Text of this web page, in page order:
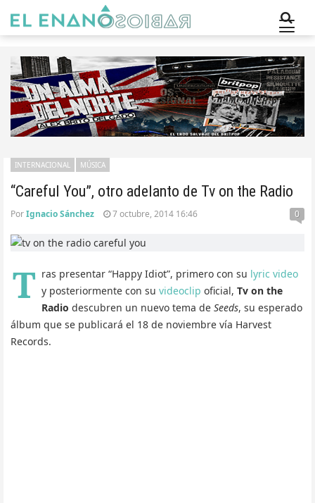
“Careful You”, otro adelanto de Tv on the Radio
INTERNACIONAL MÚSICA
PorIgnacio Sánchez 7 octubre, 2014 16:46 0
T ras presentar “Happy Idiot”, primero con su lyric video
y posteriormente con su videoclip oficial, Tv on the
Radio descubren un nuevo tema de Seeds, su esperado
álbum que se publicará el 18 de noviembre vía Harvest
Records.